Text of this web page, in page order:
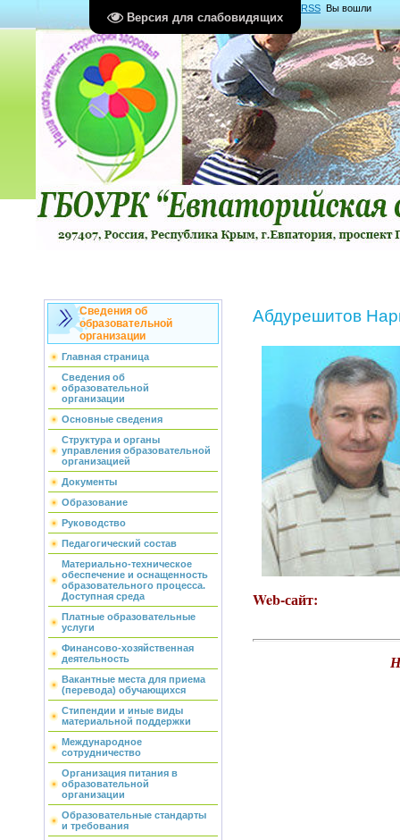
Версия для слабовидящих
RSS Вы вошли
какГость Группа "Гости"
Сведения об
образовательной
организации
Главная страница
Сведения об
образовательной
организации
Основные сведения
Структура и органы
управления образовательной
организацией
Документы
Образование
Руководство
Педагогический состав
Материально-техническое
обеспечение и оснащенность
образовательного процесса.
Доступная среда
Платные образовательные
услуги
Финансово-хозяйственная
деятельность
Вакантные места для приема
(перевода) обучающихся
Стипендии и иные виды
материальной поддержки
Международное
сотрудничество
Организация питания в
образовательной
организации
Образовательные стандарты
и требования
Абдурешитов
Web-сайт: